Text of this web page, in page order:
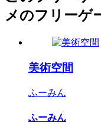
メのフリーゲ
美術空間
ふーみん
ふーみん